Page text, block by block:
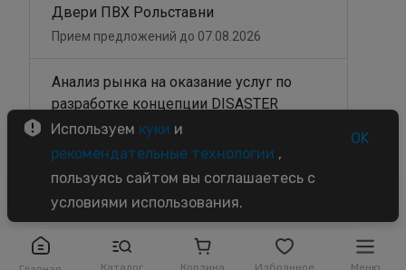
Каталог Корзина Избранное Меню
Используем куки и
рекомендательные технологии ,
пользуясь сайтом вы соглашаетесь с
условиями использования.
OK